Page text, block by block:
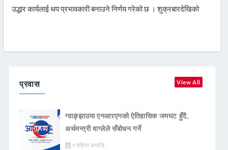
उद्धार कार्यलाई थप प्रभावकारी बनाउने निर्णय गरेको छ । शुक्रबारदेखिको
प्रवास View All
ग्वाङ्झाउमा एनआरएनको ऐतिहासिक जमघट हुँदै,
अर्थमन्त्री वाग्लेले सँबोधन गर्ने
१ महिना अगाडि